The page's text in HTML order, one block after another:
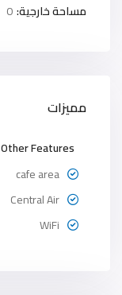
مساحة خارجية:0
مميزات
Other Features
cafe area
Central Air
WiFi